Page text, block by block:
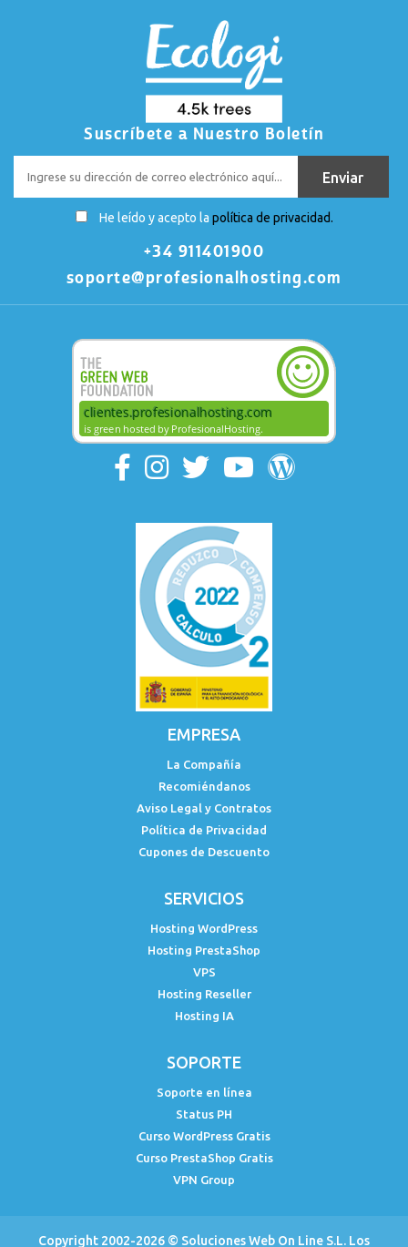
Suscríbete a Nuestro Boletín
He leído y acepto la política de privacidad.
+34 911401900
soporte@profesionalhosting.com
EMPRESA
La Compañía
Recomiéndanos
Aviso Legal y Contratos
Política de Privacidad
Cupones de Descuento
SERVICIOS
Hosting WordPress
Hosting PrestaShop
VPS
Hosting Reseller
Hosting IA
SOPORTE
Soporte en línea
Status PH
Curso WordPress Gratis
Curso PrestaShop Gratis
VPN Group
Copyright 2002-2026 © Soluciones Web On Line S.L. Los